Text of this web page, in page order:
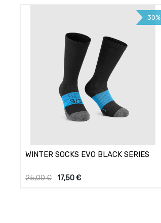
30%
WINTER SOCKS EVO BLACK SERIES
25,00€ 17,50€